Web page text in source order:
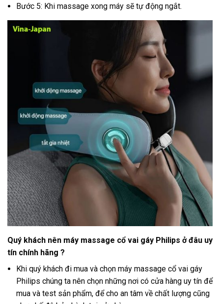
Bước 5: Khi massage xong máy sẽ tự động ngắt.
Quý khách nên máy massage cổ vai gáy Philips ở đâu uy
tín chính hãng ?
Khi quý khách đi mua và chọn máy massage cổ vai gáy
Philips chúng ta nên chọn những nơi có cửa hàng uy tín để
mua và test sản phẩm, để cho an tâm về chất lượng cũng